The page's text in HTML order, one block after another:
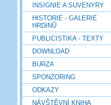
INSIGNIE A SUVENYRY
HISTORIE - GALERIE
HRDINŮ
PUBLICISTIKA - TEXTY
DOWNLOAD
BURZA
SPONZORING
ODKAZY
NÁVŠTĚVNÍ KNIHA